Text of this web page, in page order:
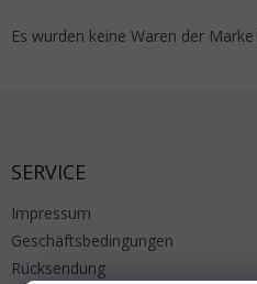
Es wurden keine Waren der Marke
SERVICE
Impressum
Geschäftsbedingungen
Rücksendung